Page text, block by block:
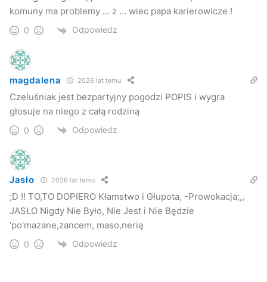
komuny ma problemy … z … wiec papa karierowicze !
0 Odpowiedz
magdalena 2026 lat temu
Czeluśniak jest bezpartyjny pogodzi POPIS i wygra
głosuje na niego z całą rodziną
0 Odpowiedz
Jasło 2026 lat temu
;D !! TO,TO DOPIERO Kłamstwo i Głupota, -Prowokacja;,,
JASŁO Nigdy Nie Było, Nie Jest i Nie Będzie
'po'mazane,zancem, maso,nerią
0 Odpowiedz